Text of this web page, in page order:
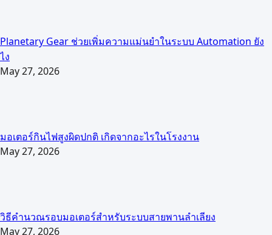
Planetary Gear ช่วยเพิ่มความแม่นยำในระบบ Automation ยัง
ไง
May 27, 2026
มอเตอร์กินไฟสูงผิดปกติ เกิดจากอะไรในโรงงาน
May 27, 2026
วิธีคำนวณรอบมอเตอร์สำหรับระบบสายพานลำเลียง
May 27, 2026